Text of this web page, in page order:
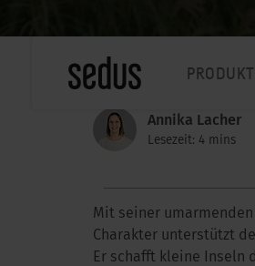
Annika Lacher
Lesezeit: 4 mins
Mit seiner
Charakter unterstützt
Er schafft kleine Inseln